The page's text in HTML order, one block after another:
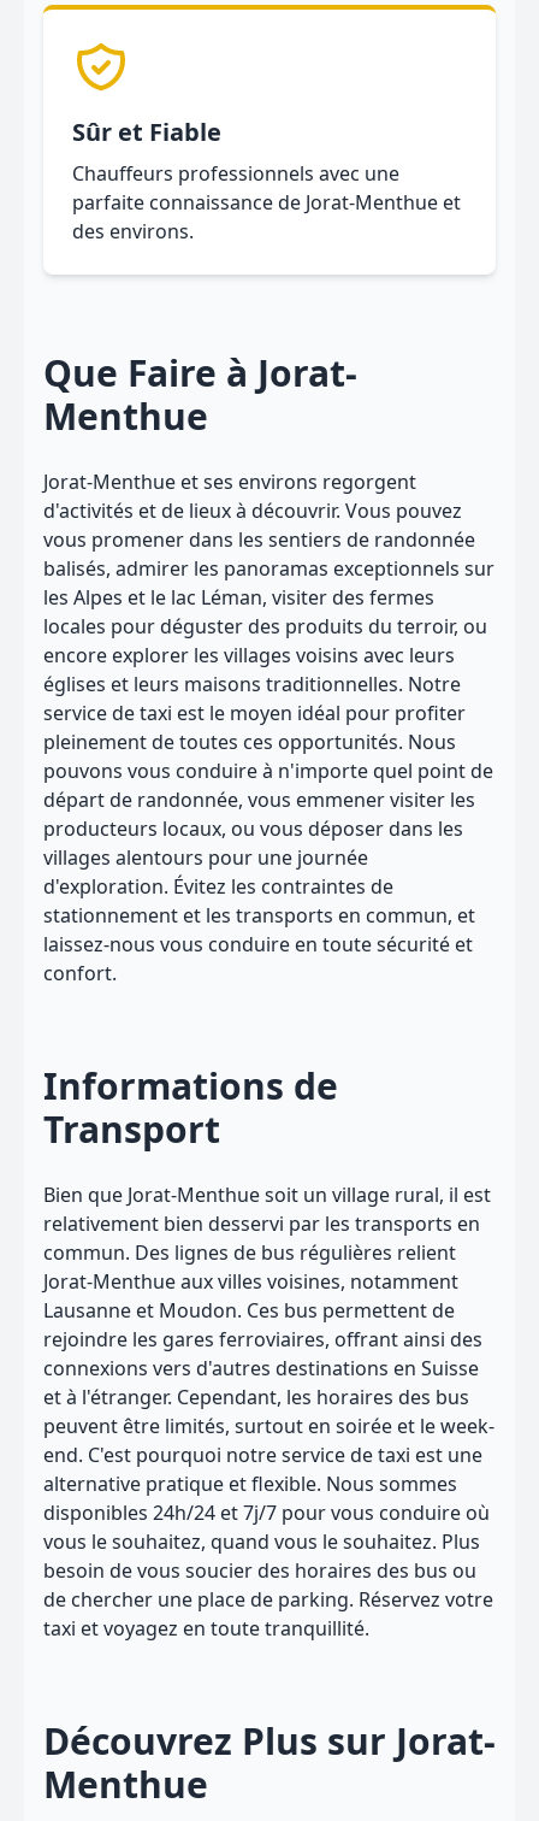
Sûr et Fiable
Chauffeurs professionnels avec une
parfaite connaissance de Jorat-Menthue et
des environs.
Que Faire à Jorat-
Menthue
Jorat-Menthue et ses environs regorgent
d'activités et de lieux à découvrir. Vous pouvez
vous promener dans les sentiers de randonnée
balisés, admirer les panoramas exceptionnels sur
les Alpes et le lac Léman, visiter des fermes
locales pour déguster des produits du terroir, ou
encore explorer les villages voisins avec leurs
églises et leurs maisons traditionnelles. Notre
service de taxi est le moyen idéal pour profiter
pleinement de toutes ces opportunités. Nous
pouvons vous conduire à n'importe quel point de
départ de randonnée, vous emmener visiter les
producteurs locaux, ou vous déposer dans les
villages alentours pour une journée
d'exploration. Évitez les contraintes de
stationnement et les transports en commun, et
laissez-nous vous conduire en toute sécurité et
confort.
Informations de
Transport
Bien que Jorat-Menthue soit un village rural, il est
relativement bien desservi par les transports en
commun. Des lignes de bus régulières relient
Jorat-Menthue aux villes voisines, notamment
Lausanne et Moudon. Ces bus permettent de
rejoindre les gares ferroviaires, offrant ainsi des
connexions vers d'autres destinations en Suisse
et à l'étranger. Cependant, les horaires des bus
peuvent être limités, surtout en soirée et le week-
end. C'est pourquoi notre service de taxi est une
alternative pratique et flexible. Nous sommes
disponibles 24h/24 et 7j/7 pour vous conduire où
vous le souhaitez, quand vous le souhaitez. Plus
besoin de vous soucier des horaires des bus ou
de chercher une place de parking. Réservez votre
taxi et voyagez en toute tranquillité.
Découvrez Plus sur Jorat-
Menthue